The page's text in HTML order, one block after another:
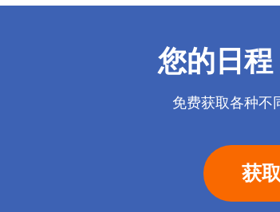
您的日程
免费获取各种不
获